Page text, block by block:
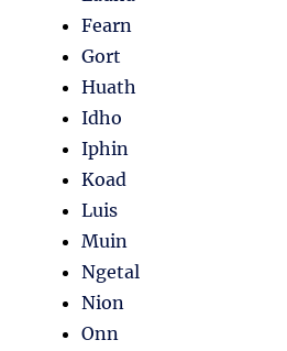
Fearn
Gort
Huath
Idho
Iphin
Koad
Luis
Muin
Ngetal
Nion
Onn